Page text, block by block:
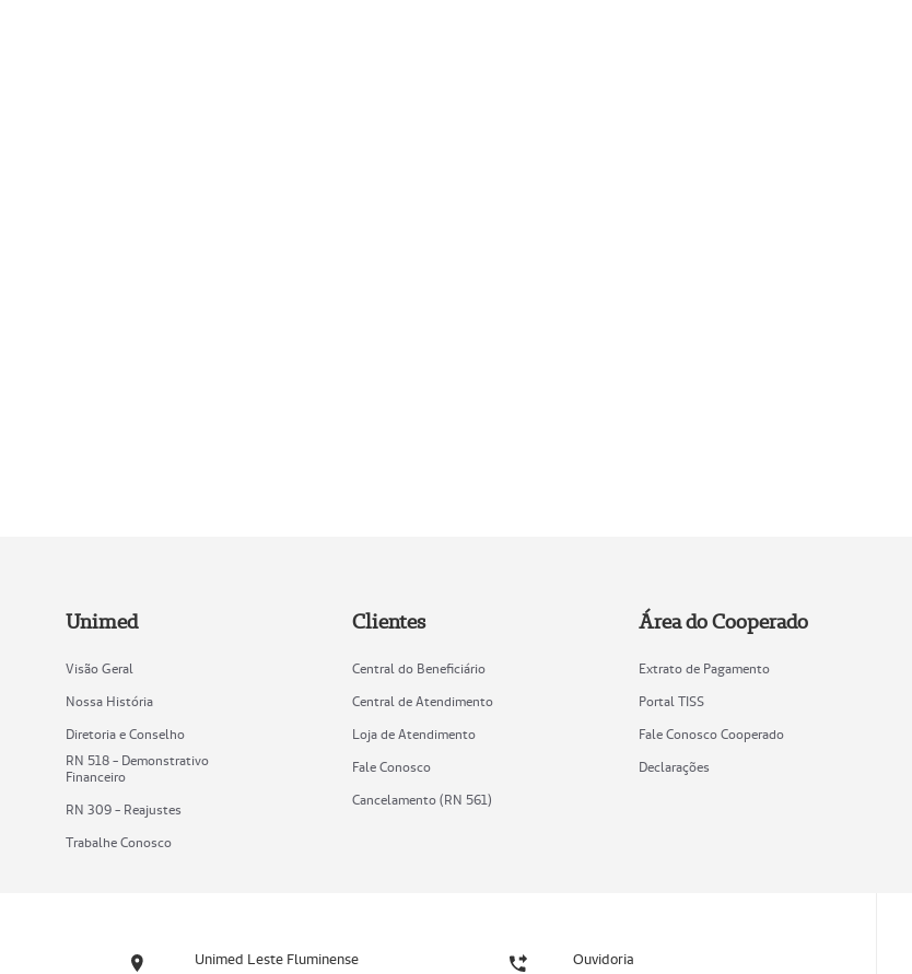
Unimed
Visão Geral
Nossa História
Diretoria e Conselho
RN 518 - Demonstrativo
Financeiro
RN 309 - Reajustes
Trabalhe Conosco
Clientes
Central do Beneficiário
Central de Atendimento
Loja de Atendimento
Fale Conosco
Cancelamento (RN 561)
Área do Cooperado
Extrato de Pagamento
Portal TISS
Fale Conosco Cooperado
Declarações
Unimed Leste Fluminense Ouvidoria